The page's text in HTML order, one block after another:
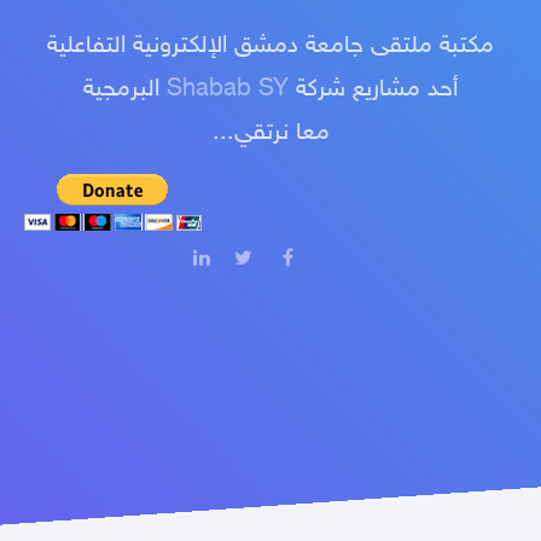
مكتبة ملتقى جامعة دمشق الإلكترونية التفاعلية
أحد مشاريع شركة Shabab SY البرمجية
معا نرتقي...